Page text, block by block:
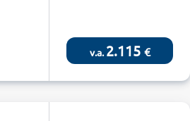
v.a. 2.115 €